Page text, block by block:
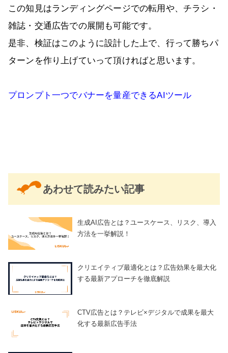
この知見はランディングページでの転用や、チラシ・
雑誌・交通広告での展開も可能です。
是非、検証はこのように設計した上で、行って勝ちパ
ターンを作り上げていって頂ければと思います。
プロンプト一つでバナーを量産できるAIツール
あわせて読みたい記事
生成AI広告とは？ユースケース、リスク、導入
方法を一挙解説！
クリエイティブ最適化とは？広告効果を最大化
する最新アプローチを徹底解説
CTV広告とは？テレビ×デジタルで成果を最大
化する最新広告手法